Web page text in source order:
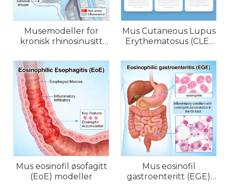
Musemodeller for
kronisk rhinosinusitt
rhinitt
Mus Cutaneous Lupus
Erythematosus (CLE)
Mus eosinofil øsofagitt
(EoE) modeller
Mus eosinofil
gastroenteritt (EGE)